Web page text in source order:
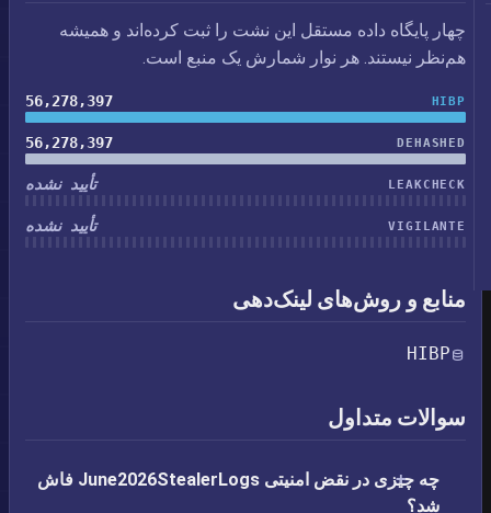
چهار پایگاه داده مستقل این نشت را ثبت کرده‌اند و همیشه
هم‌نظر نیستند. هر نوار شمارش یک منبع است.
HIBP
56,278,397
DEHASHED
56,278,397
LEAKCHECK تأیید نشده
VIGILANTE تأیید نشده
منابع و روش‌های لینک‌دهی
HIBP
سوالات متداول
چه چیزی در نقض امنیتی June2026StealerLogs فاش
شد؟